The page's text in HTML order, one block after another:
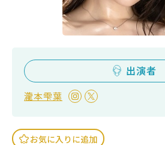
出演者
瀧本雫葉
お気に入りに追加